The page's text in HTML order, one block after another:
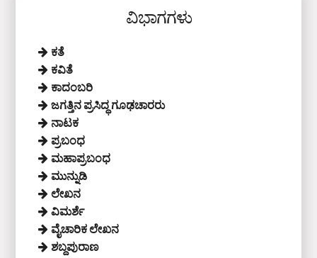
ವಿಭಾಗಗಳು
ಕತೆ
ಕವಿತೆ
ಕಾದಂಬರಿ
ಜಗತ್ತಿನ ಪ್ರಸಿದ್ಧ ಗೂಢಚಾರರು
ನಾಟಕ
ಪ್ರಬಂಧ
ಮಹಾಪ್ರಬಂಧ
ಮುನ್ನುಡಿ
ಲೇಖನ
ವಿಮರ್ಶೆ
ವೈಚಾರಿಕ ಲೇಖನ
ಶಬ್ದಪುರಾಣ